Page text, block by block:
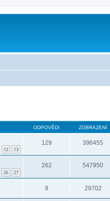
ODPOVĚDI ZOBRAZENÍ
12 13
129 396455
26 27
262 547950
9 29702